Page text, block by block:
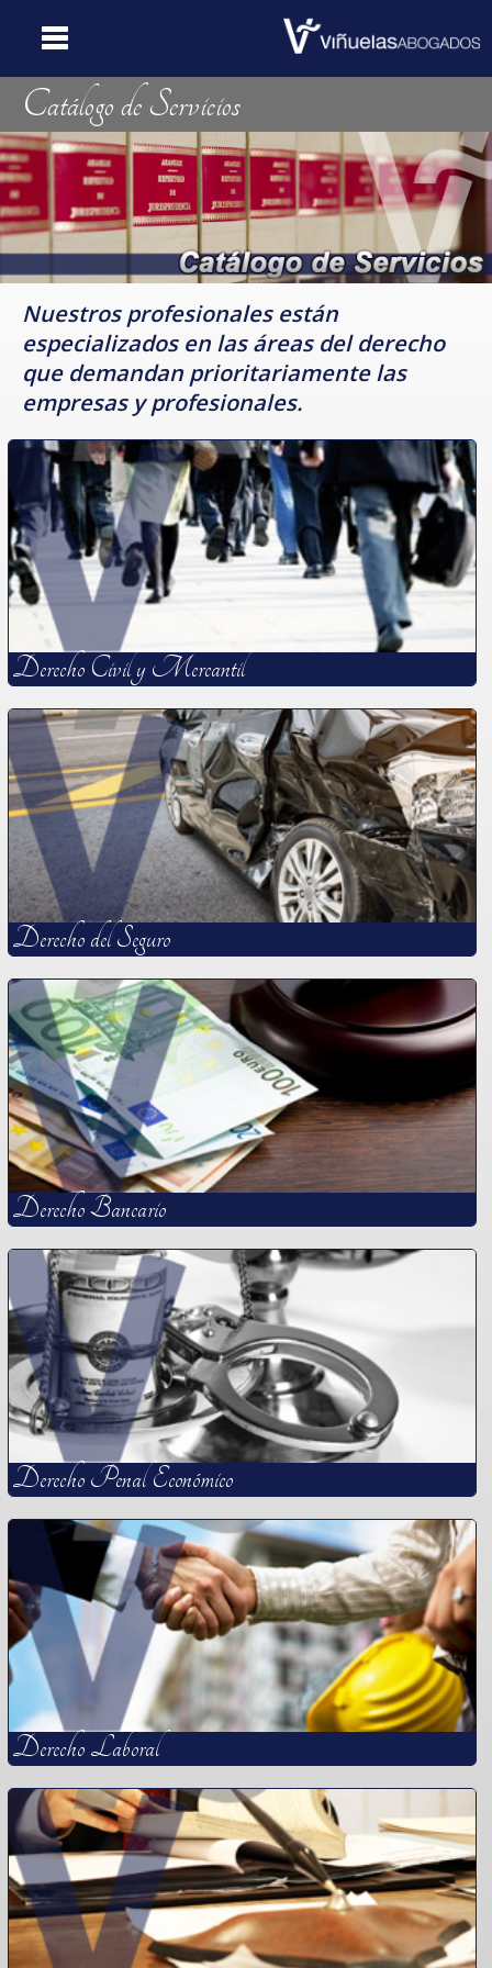
Portada
Quiénes
Somos
Catálogo
de Servicios
Dónde
Estamos
Contacte
Noticias y
Actualidad
Catálogo de Servicios
Nuestros profesionales están
especializados en las áreas del derecho
que demandan prioritariamente las
empresas y profesionales.
Derecho Civil y Mercantil
Derecho del Seguro
Derecho Bancario
Derecho Penal Económico
Derecho Laboral